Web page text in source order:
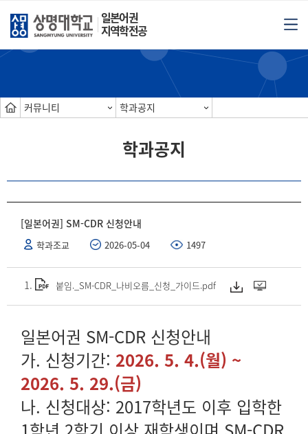
일본어권
지역학전공
커뮤니티 학과공지
학과공지
[일본어권] SM-CDR 신청안내
학과조교 2026-05-04 1497
붙임._SM-CDR_나비오름_신청_가이드.pdf
일본어권 SM-CDR 신청안내
가. 신청기간: 2026. 5. 4.(월) ~
2026. 5. 29.(금)
나. 신청대상: 2017학년도 이후 입학한